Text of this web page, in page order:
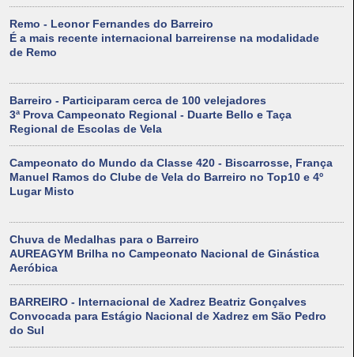
Remo - Leonor Fernandes do Barreiro
É a mais recente internacional barreirense na modalidade
de Remo
Barreiro - Participaram cerca de 100 velejadores
3ª Prova Campeonato Regional - Duarte Bello e Taça
Regional de Escolas de Vela
Campeonato do Mundo da Classe 420 - Biscarrosse, França
Manuel Ramos do Clube de Vela do Barreiro no Top10 e 4º
Lugar Misto
Chuva de Medalhas para o Barreiro
AUREAGYM Brilha no Campeonato Nacional de Ginástica
Aeróbica
BARREIRO - Internacional de Xadrez Beatriz Gonçalves
Convocada para Estágio Nacional de Xadrez em São Pedro
do Sul